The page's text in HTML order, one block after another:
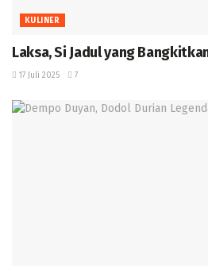
KULINER
Laksa, Si Jadul yang
17 Juli 2025 7